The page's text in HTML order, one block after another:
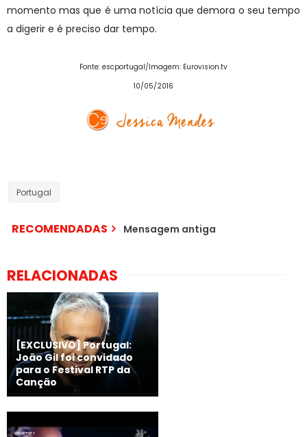
momento mas que é uma notícia que demora o seu tempo
a digerir e é preciso dar tempo.
Fonte: escportugal/Imagem: Eurovision.tv
10/05/2016
Portugal
RECOMENDADAS Mensagem antiga
RELACIONADAS
[EXCLUSIVO] Portugal:
João Gil foi convidado
para o Festival RTP da
Canção